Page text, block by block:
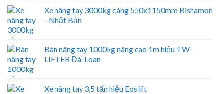
Xe nâng tay 3000kg càng 550x1150mm Bishamon
- Nhật Bản
Bàn nâng tay 1000kg nâng cao 1m hiệu TW-
LIFTER Đài Loan
Xe nâng tay 3,5 tấn hiệu Eoslift